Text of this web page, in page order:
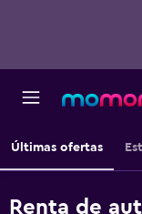
Últimas ofertas
Renta de